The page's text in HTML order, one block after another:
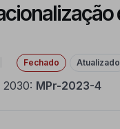
Fechado Atualizado
MPr-2023-4